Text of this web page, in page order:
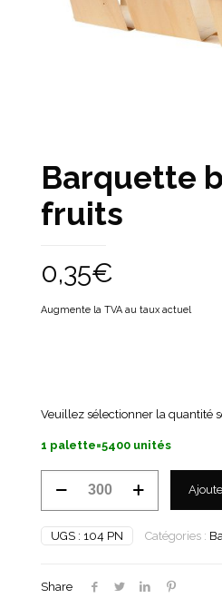
Barquette
fruits
0,35€
Augmente la TVA au taux actuel
Veuillez sélectionner la quantité
1 palette=5400 unités
Barquette
bois
3
UGS : 104 PN Catégories :
Share